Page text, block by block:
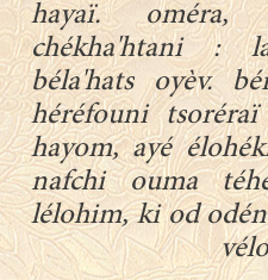
hayaï.
chékha'htani :
béla'hats oyèv.
héréfouni
hayom, ayé
nafchi ouma
lélohim, ki od